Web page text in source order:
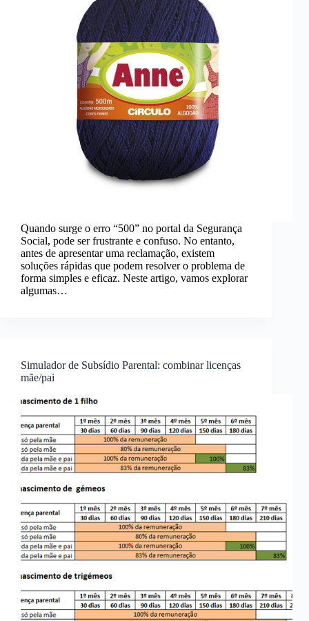
Quando surge o erro “500” no portal da Segurança
Social, pode ser frustrante e confuso. No entanto,
antes de apresentar uma reclamação, existem
soluções rápidas que podem resolver o problema de
forma simples e eficaz. Neste artigo, vamos explorar
algumas…
Simulador de Subsídio Parental: combinar licenças
mãe/pai